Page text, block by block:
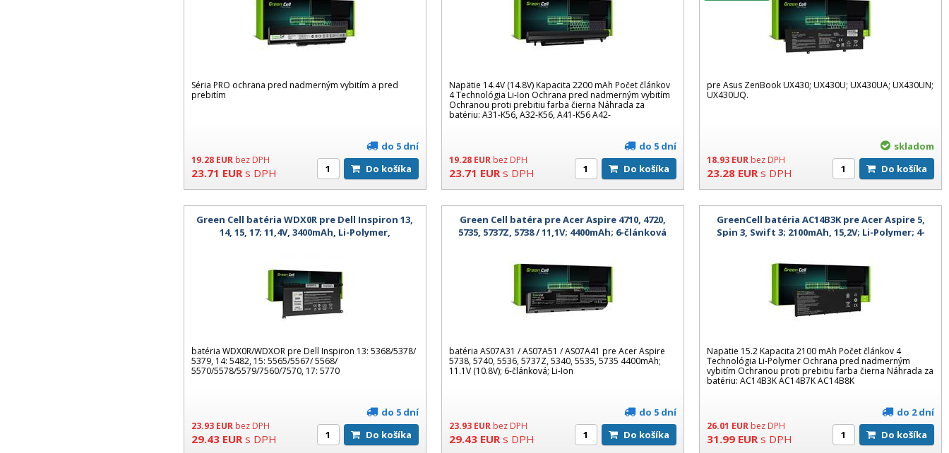
Séria PRO ochrana pred nadmerným vybitím a pred
prebitím
19.28 EUR bez DPH
23.71 EUR s DPH
do 5 dní
Do košíka
Napätie 14.4V (14.8V) Kapacita 2200 mAh Počet článkov
4 Technológia Li-Ion Ochrana pred nadmerným vybitím
Ochranou proti prebitiu farba čierna Náhrada za
batériu: A31-K56, A32-K56, A41-K56 A42-
19.28 EUR bez DPH
23.71 EUR s DPH
do 5 dní
Do košíka
pre Asus ZenBook UX430; UX430U; UX430UA; UX430UN;
UX430UQ.
18.93 EUR bez DPH
23.28 EUR s DPH
skladom
Do košíka
Green Cell batéria WDX0R pre Dell Inspiron 13,
14, 15, 17; 11,4V, 3400mAh, Li-Polymer,
batéria WDX0R/WDXOR pre Dell Inspiron 13: 5368/5378/
5379, 14: 5482, 15: 5565/5567/ 5568/
5570/5578/5579/7560/7570, 17: 5770
23.93 EUR bez DPH
29.43 EUR s DPH
do 5 dní
Do košíka
Green Cell batéra pre Acer Aspire 4710, 4720,
5735, 5737Z, 5738 / 11,1V; 4400mAh; 6-článková
batéria AS07A31 / AS07A51 / AS07A41 pre Acer Aspire
5738, 5740, 5536, 5737Z, 5340, 5535, 5735 4400mAh;
11.1V (10.8V); 6-článková; Li-Ion
23.93 EUR bez DPH
29.43 EUR s DPH
do 5 dní
Do košíka
GreenCell batéria AC14B3K pre Acer Aspire 5,
Spin 3, Swift 3; 2100mAh, 15,2V; Li-Polymer; 4-
Napätie 15.2 Kapacita 2100 mAh Počet článkov 4
Technológia Li-Polymer Ochrana pred nadmerným
vybitím Ochranou proti prebitiu farba čierna Náhrada za
batériu: AC14B3K AC14B7K AC14B8K
26.01 EUR bez DPH
31.99 EUR s DPH
do 2 dní
Do košíka